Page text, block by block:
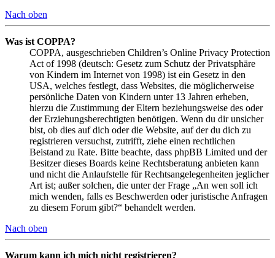
Nach oben
Was ist COPPA?
COPPA, ausgeschrieben Children’s Online Privacy Protection
Act of 1998 (deutsch: Gesetz zum Schutz der Privatsphäre
von Kindern im Internet von 1998) ist ein Gesetz in den
USA, welches festlegt, dass Websites, die möglicherweise
persönliche Daten von Kindern unter 13 Jahren erheben,
hierzu die Zustimmung der Eltern beziehungsweise des oder
der Erziehungsberechtigten benötigen. Wenn du dir unsicher
bist, ob dies auf dich oder die Website, auf der du dich zu
registrieren versuchst, zutrifft, ziehe einen rechtlichen
Beistand zu Rate. Bitte beachte, dass phpBB Limited und der
Besitzer dieses Boards keine Rechtsberatung anbieten kann
und nicht die Anlaufstelle für Rechtsangelegenheiten jeglicher
Art ist; außer solchen, die unter der Frage „An wen soll ich
mich wenden, falls es Beschwerden oder juristische Anfragen
zu diesem Forum gibt?“ behandelt werden.
Nach oben
Warum kann ich mich nicht registrieren?